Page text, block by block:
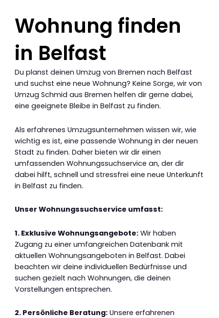
Wohnung finden
in Belfast
Du planst deinen Umzug von Bremen nach Belfast
und suchst eine neue Wohnung? Keine Sorge, wir von
Umzug Schmid aus Bremen helfen dir gerne dabei,
eine geeignete Bleibe in Belfast zu finden.
Als erfahrenes Umzugsunternehmen wissen wir, wie
wichtig es ist, eine passende Wohnung in der neuen
Stadt zu finden. Daher bieten wir dir einen
umfassenden Wohnungssuchservice an, der dir
dabei hilft, schnell und stressfrei eine neue Unterkunft
in Belfast zu finden.
Unser Wohnungssuchservice umfasst:
1. Exklusive Wohnungsangebote: Wir haben
Zugang zu einer umfangreichen Datenbank mit
aktuellen Wohnungsangeboten in Belfast. Dabei
beachten wir deine individuellen Bedürfnisse und
suchen gezielt nach Wohnungen, die deinen
Vorstellungen entsprechen.
2. Persönliche Beratung: Unsere erfahrenen